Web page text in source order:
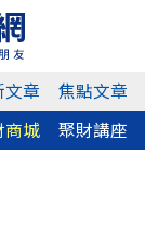
文章 焦點文章
商城 聚財講座